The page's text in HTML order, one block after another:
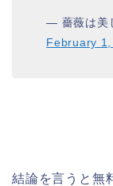
— 薔薇は美
February
結論を言うと無